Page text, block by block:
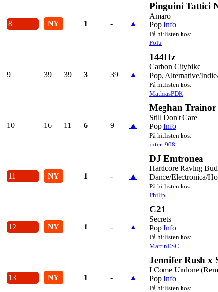
8 NY 1 - ▲
Pinguini Tattici
Amaro
Pop Info
På hitlisten hos:
Fofu
9 39 39 3 39 ▲
144Hz
Carbon Citybike
Pop, Alternative/
På hitlisten hos:
MathiasPDK
10 16 11 6 9 ▲
Meghan Trainor
Still Don't Care
Pop Info
På hitlisten hos:
inter1908
11 NY 1 - ▲
DJ Emtronea
Hardcore Raving
Dance/Electronica/
På hitlisten hos:
Philip
12 NY 1 - ▲
C21
Secrets
Pop Info
På hitlisten hos:
MartinESC
13 NY 1 - ▲
Jennifer Rush x
I Come Undone
Pop Info
På hitlisten hos: